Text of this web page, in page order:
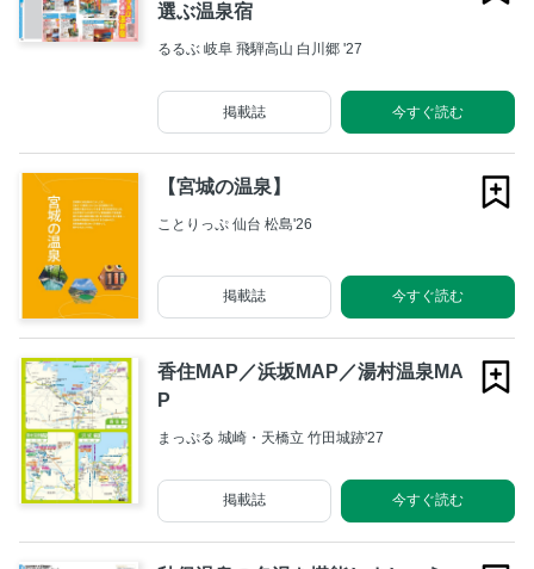
選ぶ温泉宿
るるぶ 岐阜 飛騨高山 白川郷 '27
今すぐ読む
掲載誌
【宮城の温泉】
ことりっぷ 仙台 松島'26
今すぐ読む
掲載誌
香住MAP／浜坂MAP／湯村温泉MA
P
まっぷる 城崎・天橋立 竹田城跡'27
今すぐ読む
掲載誌